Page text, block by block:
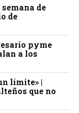
de
de
pyme
a los
límite» |
que no